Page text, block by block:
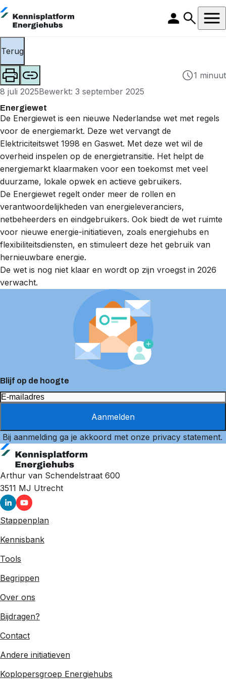
Terug
1 minuut
8 juli 2025Bewerkt: 3 september 2025
Energiewet
De Energiewet is een nieuwe Nederlandse wet met regels
voor de energiemarkt. Deze wet vervangt de
Elektriciteitswet 1998 en Gaswet. Met deze wet wil de
overheid inspelen op de energietransitie. Het helpt de
energiemarkt klaarmaken voor een toekomst met veel
duurzame, lokale opwek en actieve gebruikers.
De Energiewet regelt onder meer de rollen en
verantwoordelijkheden van energieleveranciers,
netbeheerders en eindgebruikers. Ook biedt de wet ruimte
voor nieuwe energie-initiatieven, zoals energiehubs en
flexibiliteitsdiensten, en stimuleert deze het gebruik van
hernieuwbare energie.
De wet is nog niet klaar en wordt op zijn vroegst in 2026
verwacht.
Blijf op de hoogte
Aanmelden
Bij aanmelding ga je akkoord met onze privacy statement.
Arthur van Schendelstraat 600
3511 MJ Utrecht
Stappenplan
Kennisbank
Tools
Begrippen
Over ons
Bijdragen?
Contact
Andere initiatieven
Koplopersgroep Energiehubs